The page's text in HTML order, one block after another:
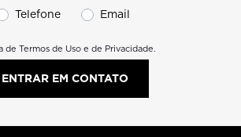
Telefone Email
de Termos de Uso e de Privacidade.
ENTRAR EM CONTATO